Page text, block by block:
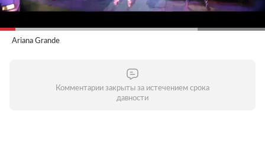
Ariana Grande
Комментарии закрыты за истечением срока
давности